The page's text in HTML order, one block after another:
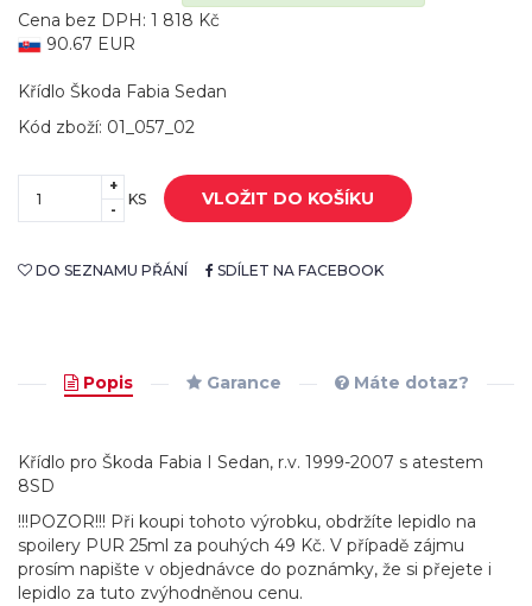
Cena bez DPH: 1 818 Kč
90.67 EUR
Křídlo Škoda Fabia Sedan
Kód zboží: 01_057_02
+
-
KS VLOŽIT DO KOŠÍKU
DO SEZNAMU PŘÁNÍ SDÍLET NA FACEBOOK
Popis Garance Máte dotaz?
Křídlo pro Škoda Fabia I Sedan, r.v. 1999-2007 s atestem
8SD
!!!POZOR!!! Při koupi tohoto výrobku, obdržíte lepidlo na
spoilery PUR 25ml za pouhých 49 Kč. V případě zájmu
prosím napište v objednávce do poznámky, že si přejete i
lepidlo za tuto zvýhodněnou cenu.